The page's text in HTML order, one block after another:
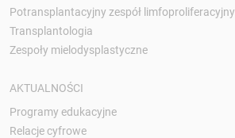
Potransplantacyjny zespół limfoproliferacyjny
Transplantologia
Zespoły mielodysplastyczne
AKTUALNOŚCI
Programy edukacyjne
Relacje cyfrowe